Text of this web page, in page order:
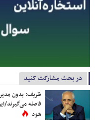
در بحث مشارکت کنید
ظریف: بدون
فاصله می‌گیرند/
شود